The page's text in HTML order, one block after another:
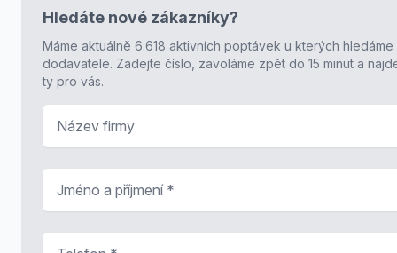
Hledáte nové zákazníky?
Máme aktuálně 6.618 aktivních poptávek u kterých hledáme
dodavatele. Zadejte číslo, zavoláme zpět do 15 minut a
ty pro vás.